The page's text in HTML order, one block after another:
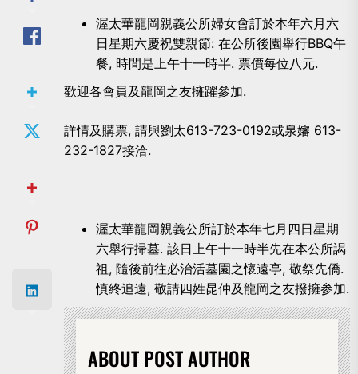
渥太華龍岡親義公所婦女會訂於本年六月六
日星期六慶祝雙親節: 在公所後園舉行BBQ午
餐, 時間是上午十一時半. 票價每位八元.
歡迎各會員及龍岡之友擁躍參加.
詳情及購票, 請與劉太613-723-0192或泉嬸 613-
232-1827接洽.
渥太華龍岡親義公所訂於本年七月四日星期
六舉行掃墓. 該日上午十一時半先在本公所謁
祖, 隨後前往必治活墓園之懷遠亭, 敬祭先僑.
慎終追遠, 敬請四姓昆仲及龍岡之友撥擁参加.
ABOUT POST AUTHOR